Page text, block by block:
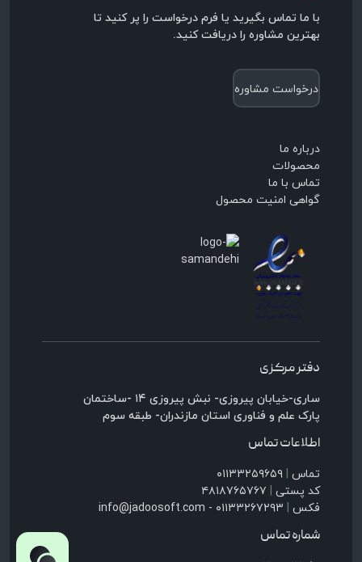
با ما تماس بگیرید یا فرم درخواست را پر کنید تا
بهترین مشاوره را دریافت کنید.
درخواست مشاوره
درباره ما
محصولات
تماس با ما
گواهی امنیت محصول
دفتر مرکزی
ساری-خیابان پیروزی- نبش پیروزی ۱۴ -ساختمان
پارک علم و فناوری استان مازندران- طبقه سوم
اطلاعات تماس
تماس | ۰۱۱۳۳۲۵۹۶۵۹
کد پستی | ۴۸۱۸۷۶۵۷۶۷
فکس | ۰۱۱۳۳۲۶۷۲۹۳ - info@jadoosoft.com
شماره تماس